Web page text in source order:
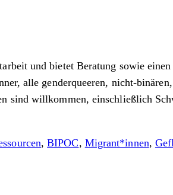
und bietet Beratung sowie
alle genderqueeren, nicht-
sind willkommen, einschließlich
,BIPOC, Migrant*innen,